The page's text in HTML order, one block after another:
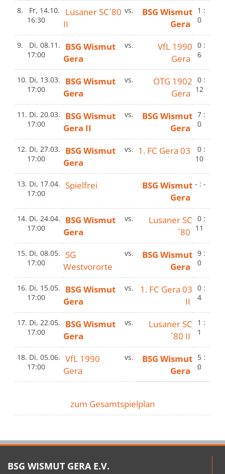
8.
Fr, 14.10.
16:30
Lusaner SC´80
II
vs.
BSG Wismut
Gera
1 :
0
9.
Di, 08.11.
17:00
BSG Wismut
Gera
vs.
VfL 1990
Gera
0 :
6
10. Di, 13.03.
17:00
BSG Wismut
Gera
vs.
OTG 1902
Gera
0 :
12
11. Di, 20.03.
17:00
BSG Wismut
Gera II
vs.
BSG Wismut
Gera
7 :
0
12. Di, 27.03.
17:00
BSG Wismut
Gera
vs. 1. FC Gera 03
0 :
10
13. Di, 17.04.
17:00
Spielfrei
BSG Wismut
Gera
- : -
14. Di, 24.04.
17:00
BSG Wismut
Gera
vs.
Lusaner SC
´80
0 :
11
15. Di, 08.05.
17:00
SG
Westvororte
vs.
BSG Wismut
Gera
9 :
0
16. Di, 15.05.
17:00
BSG Wismut
Gera
vs.
1. FC Gera 03
II
0 :
4
17. Di, 22.05.
17:00
BSG Wismut
Gera
vs.
Lusaner SC
´80 II
1 :
1
18. Di, 05.06.
17:00
VfL 1990
Gera
vs.
BSG Wismut
Gera
5 :
0
zum Gesamtspielplan
BSG WISMUT GERA E.V.